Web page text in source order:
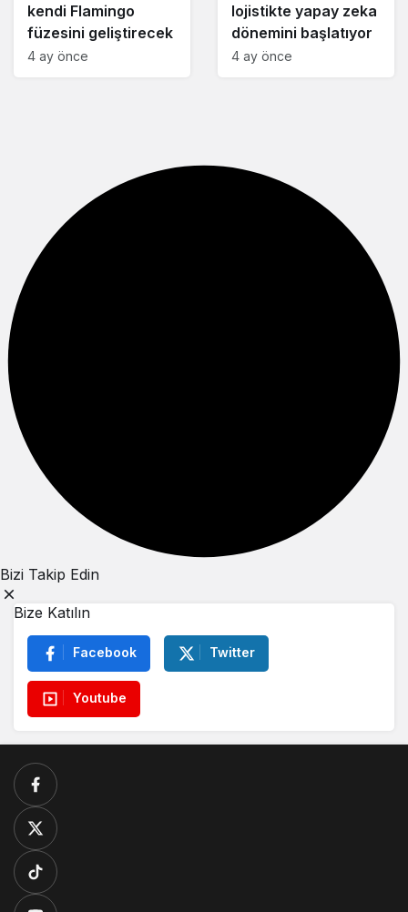
kendi Flamingo
füzesini geliştirecek
4 ay önce
lojistikte yapay zeka
dönemini başlatıyor
4 ay önce
Bizi Takip Edin
Bize Katılın
Facebook Twitter
Youtube